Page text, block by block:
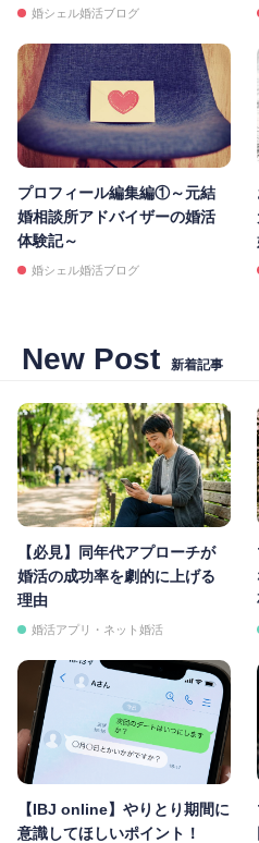
婚シェル婚活ブログ
プロフィール編集編①～元結
婚相談所アドバイザーの婚活
体験記～
婚シェル婚活ブログ
New Post 新着記事
【必見】同年代アプローチが
婚活の成功率を劇的に上げる
理由
婚活アプリ・ネット婚活
【IBJ online】やりとり期間に
意識してほしいポイント！